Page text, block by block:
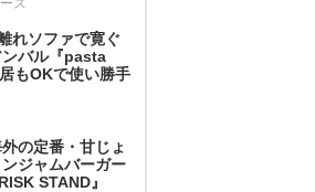
れソファで寛ぐ
バル『pasta
もOKで使い勝手
の定番・甘じょ
ジャムバーガー
STAND』